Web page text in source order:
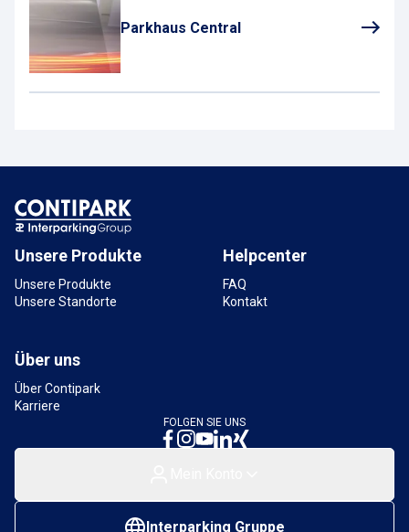
Parkhaus Central
Unsere Produkte
Unsere Produkte
Unsere Standorte
Helpcenter
FAQ
Kontakt
Über uns
Über Contipark
Karriere
FOLGEN SIE UNS
Interparking Gruppe